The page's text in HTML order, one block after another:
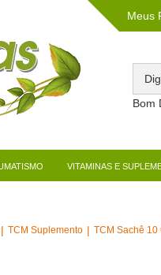
Meus
Bom
VITAMINAS E
TCM Suplemento TCM Sachê 10